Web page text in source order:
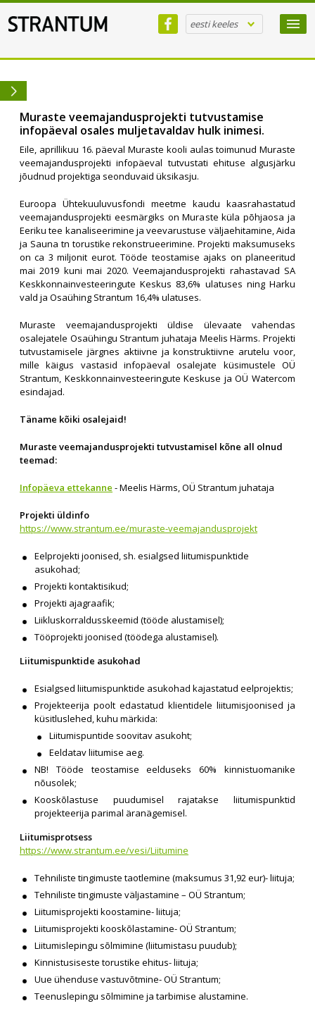
eesti keeles
Muraste veemajandusprojekti tutvustamise
infopäeval osales muljetavaldav hulk inimesi.
Eile, aprillikuu 16. päeval Muraste kooli aulas toimunud Muraste
veemajandusprojekti infopäeval tutvustati ehituse algusjärku
jõudnud projektiga seonduvaid üksikasju.
Euroopa Ühtekuuluvusfondi meetme kaudu kaasrahastatud
veemajandusprojekti eesmärgiks on Muraste küla põhjaosa ja
Eeriku tee kanaliseerimine ja veevarustuse väljaehitamine, Aida
ja Sauna tn torustike rekonstrueerimine. Projekti maksumuseks
on ca 3 miljonit eurot. Tööde teostamise ajaks on planeeritud
mai 2019 kuni mai 2020. Veemajandusprojekti rahastavad SA
Keskkonnainvesteeringute Keskus 83,6% ulatuses ning Harku
vald ja Osaühing Strantum 16,4% ulatuses.
Muraste veemajandusprojekti üldise ülevaate vahendas
osalejatele Osaühingu Strantum juhataja Meelis Härms. Projekti
tutvustamisele järgnes aktiivne ja konstruktiivne arutelu voor,
mille käigus vastasid infopäeval osalejate küsimustele OÜ
Strantum, Keskkonnainvesteeringute Keskuse ja OÜ Watercom
esindajad.
Täname kõiki osalejaid!
Muraste veemajandusprojekti tutvustamisel kõne all olnud
teemad:
Infopäeva ettekanne - Meelis Härms, OÜ Strantum juhataja
Projekti üldinfo
https://www.strantum.ee/muraste-veemajandusprojekt
Eelprojekti joonised, sh. esialgsed liitumispunktide
asukohad;
Projekti kontaktisikud;
Projekti ajagraafik;
Liikluskorraldusskeemid (tööde alustamisel);
Tööprojekti joonised (töödega alustamisel).
Liitumispunktide asukohad
Esialgsed liitumispunktide asukohad kajastatud eelprojektis;
Projekteerija poolt edastatud klientidele liitumisjoonised ja
küsitluslehed, kuhu märkida:
Liitumispuntide soovitav asukoht;
Eeldatav liitumise aeg.
NB! Tööde teostamise eelduseks 60% kinnistuomanike
nõusolek;
Kooskõlastuse puudumisel rajatakse liitumispunktid
projekteerija parimal äranägemisel.
Liitumisprotsess
https://www.strantum.ee/vesi/Liitumine
Tehniliste tingimuste taotlemine (maksumus 31,92 eur)- liituja;
Tehniliste tingimuste väljastamine – OÜ Strantum;
Liitumisprojekti koostamine- liituja;
Liitumisprojekti kooskõlastamine- OÜ Strantum;
Liitumislepingu sõlmimine (liitumistasu puudub);
Kinnistusiseste torustike ehitus- liituja;
Uue ühenduse vastuvõtmine- OÜ Strantum;
Teenuslepingu sõlmimine ja tarbimise alustamine.